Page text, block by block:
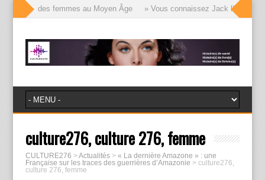
visages des femmes au Moyen Âge » Vous connaissez Jack
culture276, culture 276, femme
CULTURE276 >Actualités> « La dernière Amazone » : une
Française sur les traces des guerrières d’Amazonie > culture276,
culture 276, femme